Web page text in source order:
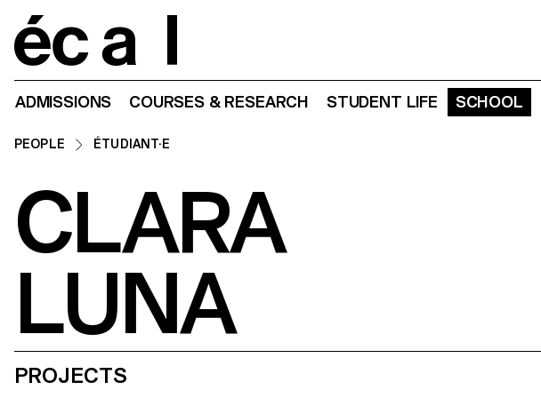
ADMISSIONS COURSES & RESEARCH STUDENT LIFE SCHOOL
PEOPLE ÉTUDIANT·E
CLARA
LUNA
PROJECTS